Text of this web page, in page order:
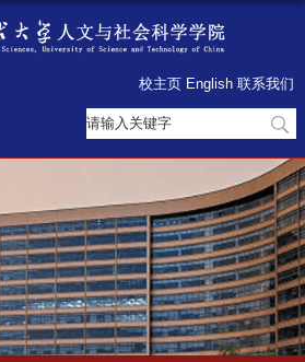
校主页 English 联系我们